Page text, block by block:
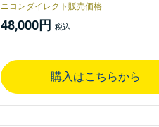
ニコンダイレクト販売価格
48,000円
購入はこちらから